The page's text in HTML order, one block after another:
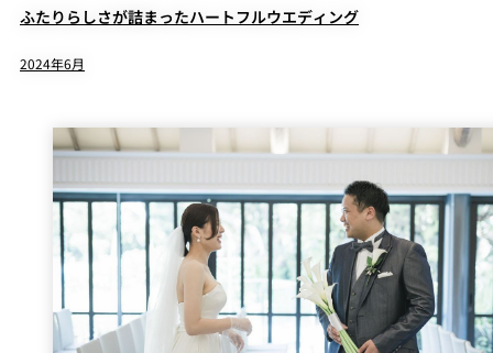
ふたりらしさが詰まったハートフルウエディング
2024年6月